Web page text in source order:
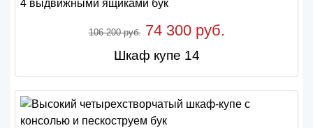
106 200 руб.74 300 руб.
Шкаф купе 14